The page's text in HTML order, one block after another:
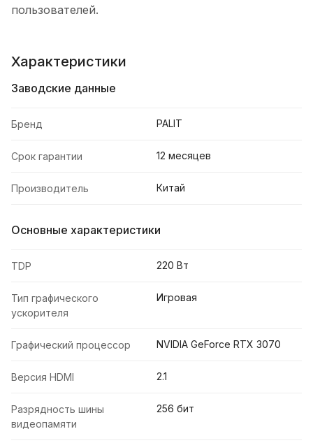
пользователей.
Характеристики
Заводские данные
Бренд PALIT
Срок гарантии 12 месяцев
Производитель Китай
Основные характеристики
TDP 220 Вт
Тип графического
ускорителя
Игровая
Графический процессор NVIDIA GeForce RTX 3070
Версия HDMI 2.1
Разрядность шины
видеопамяти
256 бит